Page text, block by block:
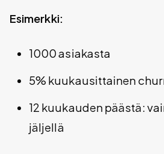
Esimerkki:
1000 asiakasta
5% kuukausittainen
12 kuukauden päästä:
jäljellä